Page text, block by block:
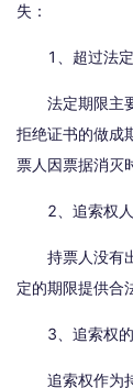
失：
1、超过法
法定期限主
拒绝证书的做成
票人因票据消灭
2、追索权
持票人没有
定的期限提供合
3、追索权
追索权作为